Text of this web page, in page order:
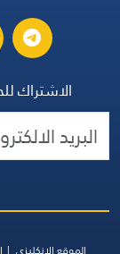
الاشتراك